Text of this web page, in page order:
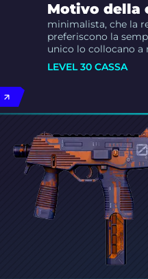
Motivo della
minimalista, che la
preferiscono la
unico lo collocano a
LEVEL 30 CASSA